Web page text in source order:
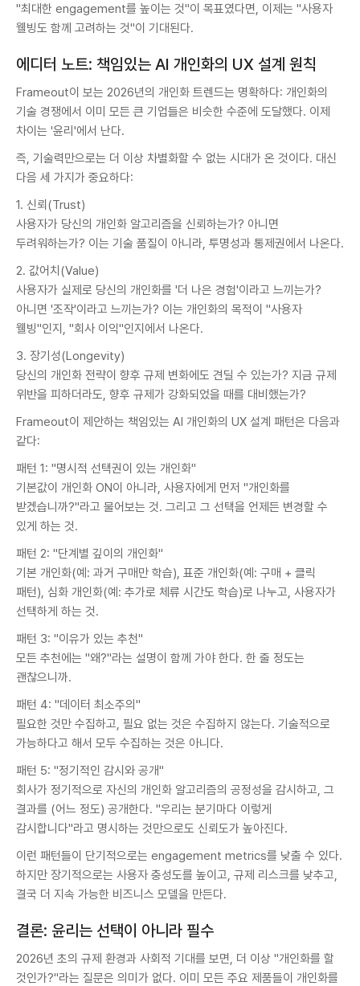
"최대한 engagement를 높이는 것"이 목표였다면, 이제는 "사용자
웰빙도 함께 고려하는 것"이 기대된다.
에디터 노트: 책임있는 AI 개인화의 UX 설계 원칙
Frameout이 보는 2026년의 개인화 트렌드는 명확하다: 개인화의
기술 경쟁에서 이미 모든 큰 기업들은 비슷한 수준에 도달했다. 이제
차이는 '윤리'에서 난다.
즉, 기술력만으로는 더 이상 차별화할 수 없는 시대가 온 것이다. 대신
다음 세 가지가 중요하다:
1. 신뢰(Trust)
사용자가 당신의 개인화 알고리즘을 신뢰하는가? 아니면
두려워하는가? 이는 기술 품질이 아니라, 투명성과 통제권에서 나온다.
2. 값어치(Value)
사용자가 실제로 당신의 개인화를 '더 나은 경험'이라고 느끼는가?
아니면 '조작'이라고 느끼는가? 이는 개인화의 목적이 "사용자
웰빙"인지, "회사 이익"인지에서 나온다.
3. 장기성(Longevity)
당신의 개인화 전략이 향후 규제 변화에도 견딜 수 있는가? 지금 규제
위반을 피하더라도, 향후 규제가 강화되었을 때를 대비했는가?
Frameout이 제안하는 책임있는 AI 개인화의 UX 설계 패턴은 다음과
같다:
패턴 1: "명시적 선택권이 있는 개인화"
기본값이 개인화 ON이 아니라, 사용자에게 먼저 "개인화를
받겠습니까?"라고 물어보는 것. 그리고 그 선택을 언제든 변경할 수
있게 하는 것.
패턴 2: "단계별 깊이의 개인화"
기본 개인화(예: 과거 구매만 학습), 표준 개인화(예: 구매 + 클릭
패턴), 심화 개인화(예: 추가로 체류 시간도 학습)로 나누고, 사용자가
선택하게 하는 것.
패턴 3: "이유가 있는 추천"
모든 추천에는 "왜?"라는 설명이 함께 가야 한다. 한 줄 정도는
괜찮으니까.
패턴 4: "데이터 최소주의"
필요한 것만 수집하고, 필요 없는 것은 수집하지 않는다. 기술적으로
가능하다고 해서 모두 수집하는 것은 아니다.
패턴 5: "정기적인 감시와 공개"
회사가 정기적으로 자신의 개인화 알고리즘의 공정성을 감시하고, 그
결과를 (어느 정도) 공개한다. "우리는 분기마다 이렇게
감시합니다"라고 명시하는 것만으로도 신뢰도가 높아진다.
이런 패턴들이 단기적으로는 engagement metrics를 낮출 수 있다.
하지만 장기적으로는 사용자 충성도를 높이고, 규제 리스크를 낮추고,
결국 더 지속 가능한 비즈니스 모델을 만든다.
결론: 윤리는 선택이 아니라 필수
2026년 초의 규제 환경과 사회적 기대를 보면, 더 이상 "개인화를 할
것인가?"라는 질문은 의미가 없다. 이미 모든 주요 제품들이 개인화를